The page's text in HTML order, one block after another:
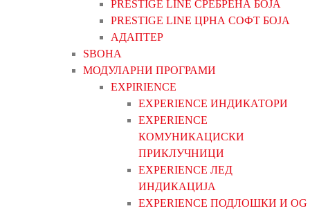
PRESTIGE LINE СРЕБРЕНА БОЈА
PRESTIGE LINE ЦРНА СОФТ БОЈА
АДАПТЕР
ЅВОНА
МОДУЛАРНИ ПРОГРАМИ
EXPIRIENCE
EXPERIENCE ИНДИКАТОРИ
EXPERIENCE
КОМУНИКАЦИСКИ
ПРИКЛУЧНИЦИ
EXPERIENCE ЛЕД
ИНДИКАЦИЈА
EXPERIENCE ПОДЛОШКИ И OG